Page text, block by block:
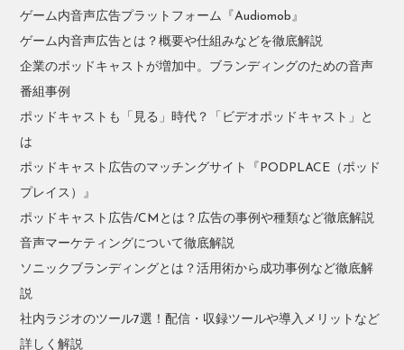
ゲーム内音声広告プラットフォーム『Audiomob』
ゲーム内音声広告とは？概要や仕組みなどを徹底解説
企業のポッドキャストが増加中。ブランディングのための音声
番組事例
ポッドキャストも「見る」時代？「ビデオポッドキャスト」と
は
ポッドキャスト広告のマッチングサイト『PODPLACE（ポッド
プレイス）』
ポッドキャスト広告/CMとは？広告の事例や種類など徹底解説
音声マーケティングについて徹底解説
ソニックブランディングとは？活用術から成功事例など徹底解
説
社内ラジオのツール7選！配信・収録ツールや導入メリットなど
詳しく解説